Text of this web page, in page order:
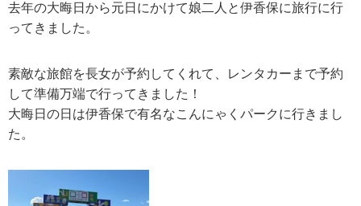
去年の大晦日から元日にかけて娘二人と伊香保に旅行に行
ってきました。
素敵な旅館を長女が予約してくれて、レンタカーまで予約
して準備万端で行ってきました！
大晦日の日は伊香保で有名なこんにゃくパークに行きまし
た。